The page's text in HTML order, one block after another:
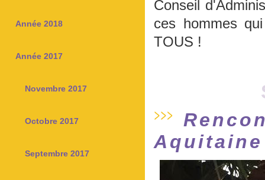
Année 2018
Année 2017
Novembre 2017
Octobre 2017
Septembre 2017
Conseil
ces hommes
TOUS !
Aquitaine